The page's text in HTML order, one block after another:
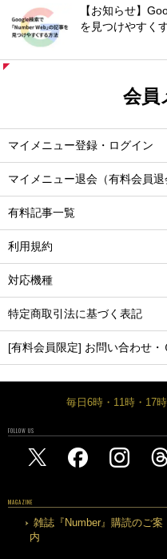
【お知らせ】
を見つけやすく
会員
マイメニュー登録・ログイン
マイメニュー退会（有料会員退
有料記事一覧
利用規約
対応機種
特定商取引法に基づく表記
[有料会員限定] お問い合わせ・
毎日6時・11時・17
FOLLOW US
MAGAZINE
雑誌『Number』購読のご案
内